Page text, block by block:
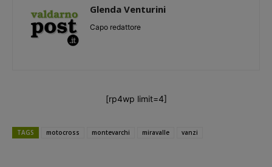
Glenda Venturini
Capo redattore
[rp4wp limit=4]
TAGS motocross montevarchi miravalle vanzi